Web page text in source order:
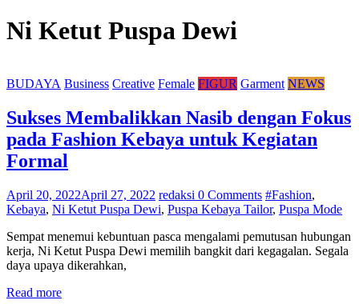
Ni Ketut Puspa Dewi
BUDAYA Business Creative Female FIGUR Garment NEWS
Sukses Membalikkan Nasib dengan Fokus
pada Fashion Kebaya untuk Kegiatan
Formal
April 20, 2022April 27, 2022 redaksi 0 Comments #Fashion,
Kebaya, Ni Ketut Puspa Dewi, Puspa Kebaya Tailor, Puspa Mode
Sempat menemui kebuntuan pasca mengalami pemutusan hubungan
kerja, Ni Ketut Puspa Dewi memilih bangkit dari kegagalan. Segala
daya upaya dikerahkan,
Read more